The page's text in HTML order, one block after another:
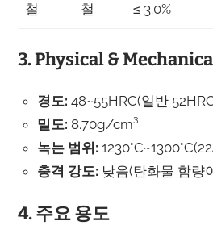
철 철 ≤ 3.0%
3. Physical &
경도: 48~55HRC(일반
밀도: 8.70g/cm³
녹는 범위:
충격 강도: 낮음(탄화물 함량
4. 주요 용도